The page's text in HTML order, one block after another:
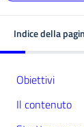
Indice della
Obiettivi
Il contenuto